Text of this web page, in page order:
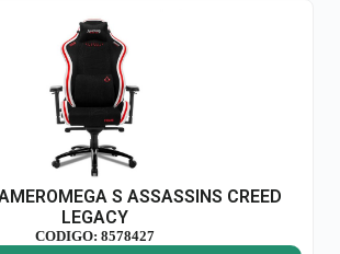
S ASSASSINS CREED
LEGACY
CODIGO: 8578427